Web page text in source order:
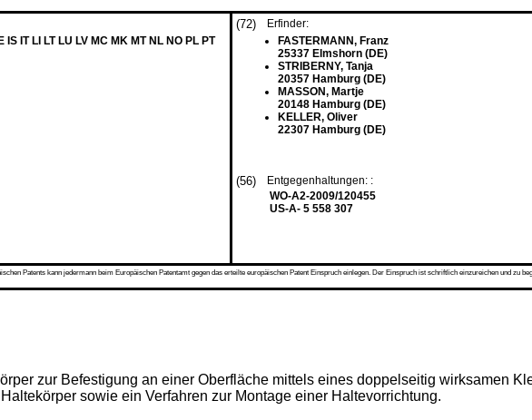
IT LI LT LU LV MC MK MT NL NO PL PT
(72)
Erfinder:
FASTERMANN, Franz
25337 Elmshorn (DE)
STRIBERNY, Tanja
20357 Hamburg (DE)
MASSON, Martje
20148 Hamburg (DE)
KELLER, Oliver
22307 Hamburg (DE)
(56)
Entgegenhaltungen: :
WO-A2-2009/120455
US-A- 5 558 307
Patents kann jedermann beim Europäischen Patentamt gegen das erteilte europäischen Patent Einspruch einlegen. Der Einspruch ist schriftlich einzureichen und zu
zur Befestigung an einer Oberfläche mittels eines doppelseitig wirksamen
sowie ein Verfahren zur Montage einer Haltevorrichtung.